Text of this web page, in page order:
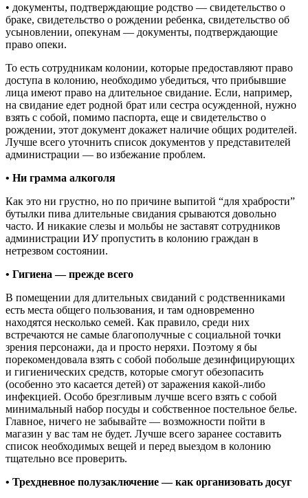
• документы, подтверждающие родство — свидетельство о
браке, свидетельство о рождении ребенка, свидетельство об
усыновлении, опекунам — документы, подтверждающие
право опеки.
То есть сотрудникам колонии, которые предоставляют право
доступа в колонию, необходимо убедиться, что прибывшие
лица имеют право на длительное свидание. Если, например,
на свидание едет родной брат или сестра осужденной, нужно
взять с собой, помимо паспорта, еще и свидетельство о
рождении, этот документ докажет наличие общих родителей.
Лучше всего уточнить список документов у представителей
администрации — во избежание проблем.
• Ни грамма алкоголя
Как это ни грустно, но по причине выпитой “для храбрости”
бутылки пива длительные свидания срываются довольно
часто. И никакие слезы и мольбы не заставят сотрудников
администрации ИУ пропустить в колонию граждан в
нетрезвом состоянии.
• Гигиена — прежде всего
В помещении для длительных свиданий с родственниками
есть места общего пользования, и там одновременно
находятся несколько семей. Как правило, среди них
встречаются не самые благополучные с социальной точки
зрения персонажи, да и просто неряхи. Поэтому я бы
порекомендовала взять с собой побольше дезинфицирующих
и гигиенических средств, которые смогут обезопасить
(особенно это касается детей) от заражения какой-либо
инфекцией. Особо брезгливым лучше всего взять с собой
минимальный набор посуды и собственное постельное белье.
Главное, ничего не забывайте — возможности пойти в
магазин у вас там не будет. Лучше всего заранее составить
список необходимых вещей и перед выездом в колонию
тщательно все проверить.
• Трехдневное полузаключение — как организовать досуг